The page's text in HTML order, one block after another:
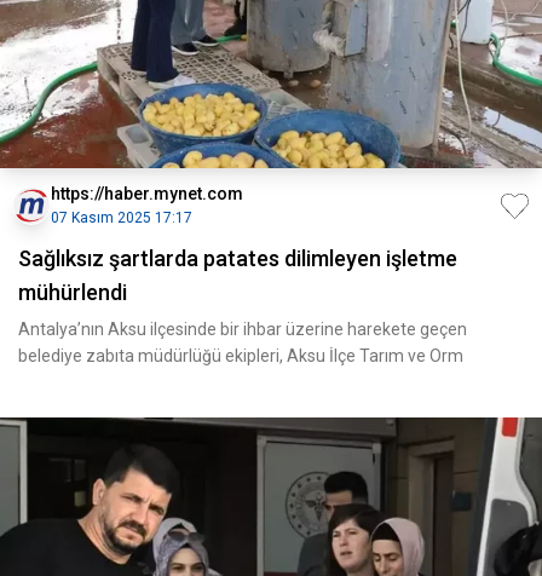
https://haber.mynet.com
07 Kasım 2025 17:17
Sağlıksız şartlarda patates dilimleyen işletme
mühürlendi
Antalya’nın Aksu ilçesinde bir ihbar üzerine harekete geçen
belediye zabıta müdürlüğü ekipleri, Aksu İlçe Tarım ve Orm